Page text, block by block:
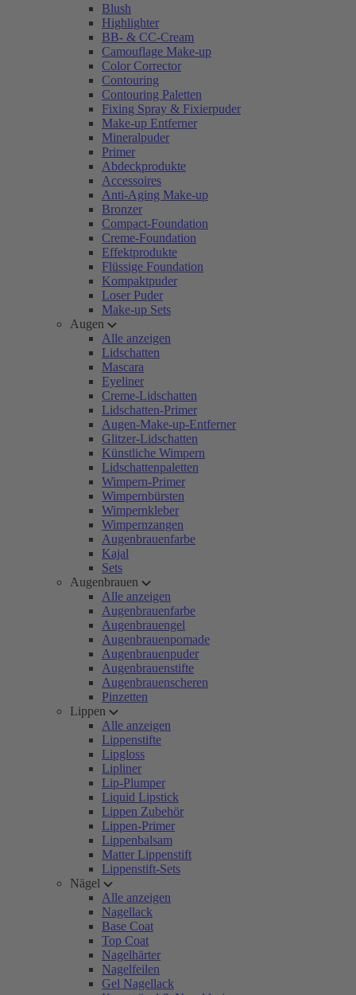
Blush
Highlighter
BB- & CC-Cream
Camouflage Make-up
Color Corrector
Contouring
Contouring Paletten
Fixing Spray & Fixierpuder
Make-up Entferner
Mineralpuder
Primer
Abdeckprodukte
Accessoires
Anti-Aging Make-up
Bronzer
Compact-Foundation
Creme-Foundation
Effektprodukte
Flüssige Foundation
Kompaktpuder
Loser Puder
Make-up Sets
Augen
Alle anzeigen
Lidschatten
Mascara
Eyeliner
Creme-Lidschatten
Lidschatten-Primer
Augen-Make-up-Entferner
Glitzer-Lidschatten
Künstliche Wimpern
Lidschattenpaletten
Wimpern-Primer
Wimpernbürsten
Wimpernkleber
Wimpernzangen
Augenbrauenfarbe
Kajal
Sets
Augenbrauen
Alle anzeigen
Augenbrauenfarbe
Augenbrauengel
Augenbrauenpomade
Augenbrauenpuder
Augenbrauenstifte
Augenbrauenscheren
Pinzetten
Lippen
Alle anzeigen
Lippenstifte
Lipgloss
Lipliner
Lip-Plumper
Liquid Lipstick
Lippen Zubehör
Lippen-Primer
Lippenbalsam
Matter Lippenstift
Lippenstift-Sets
Nägel
Alle anzeigen
Nagellack
Base Coat
Top Coat
Nagelhärter
Nagelfeilen
Gel Nagellack